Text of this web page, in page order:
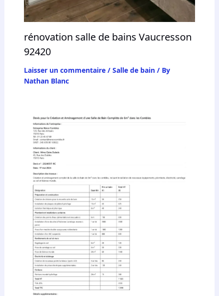
rénovation salle de bains Vaucresson
92420
Laisser un commentaire / Salle de bain/ By
Nathan Blanc